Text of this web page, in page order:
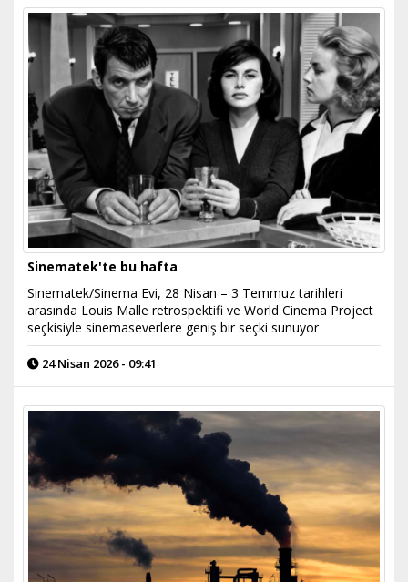
Sinematek'te bu hafta
Sinematek/Sinema Evi, 28 Nisan – 3 Temmuz tarihleri
arasında Louis Malle retrospektifi ve World Cinema Project
seçkisiyle sinemaseverlere geniş bir seçki sunuyor
24 Nisan 2026 - 09:41